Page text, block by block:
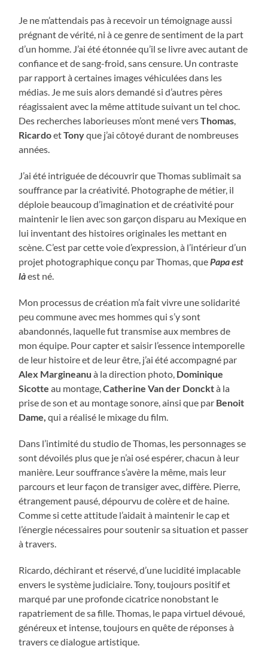
Je ne m’attendais pas à recevoir un témoignage aussi
prégnant de vérité, ni à ce genre de sentiment de la part
d’un homme. J’ai été étonnée qu’il se livre avec autant de
confiance et de sang-froid, sans censure. Un contraste
par rapport à certaines images véhiculées dans les
médias. Je me suis alors demandé si d’autres pères
réagissaient avec la même attitude suivant un tel choc.
Des recherches laborieuses m’ont mené versThomas
RicardoetTonyque j’ai côtoyé durant de nombreuses
années.
J’ai été intriguée de découvrir que Thomas sublimait sa
souffrance par la créativité. Photographe de métier, il
déploie beaucoup d’imagination et de créativité pour
maintenir le lien avec son garçon disparu au Mexique en
lui inventant des histoires originales les mettant en
scène. C’est par cette voie d’expression, à l’intérieur d’un
projet photographique conçu par Thomas, que Papa est
làest né.
Mon processus de création m’a fait vivre une solidarité
peu commune avec mes hommes qui s’y sont
abandonnés, laquelle fut transmise aux membres de
mon équipe. Pour capter et saisir l’essence intemporelle
de leur histoire et de leur être, j’ai été accompagné par
Alex Margineanu à la direction photo, Dominique
Sicotte au montage,Catherine Van der Doncktà la
prise de son et au montage sonore, ainsi que par Benoit
Dame, qui a réalisé le mixage du film.
Dans l’intimité du studio de Thomas, les personnages se
sont dévoilés plus que je n’ai osé espérer, chacun à leur
manière. Leur souffrance s’avère la même, mais leur
parcours et leur façon de transiger avec, diffère. Pierre,
étrangement pausé, dépourvu de colère et de haine.
Comme si cette attitude l’aidait à maintenir le cap et
l’énergie nécessaires pour soutenir sa situation et passer
à travers.
Ricardo, déchirant et réservé, d’une lucidité implacable
envers le système judiciaire. Tony, toujours positif et
marqué par une profonde cicatrice nonobstant le
rapatriement de sa fille. Thomas, le papa virtuel dévoué,
généreux et intense, toujours en quête de réponses à
travers ce dialogue artistique.